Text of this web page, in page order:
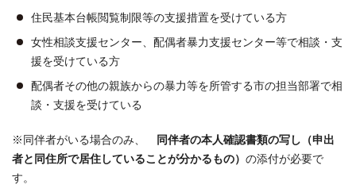
住民基本台帳閲覧制限等の支援措置を受けている方
女性相談支援センター、配偶者暴力支援センター等で相談・支
援を受けている方
配偶者その他の親族からの暴力等を所管する市の担当部署で相
談・支援を受けている
※同伴者がいる場合のみ、
同伴者の本人確認書類の写し（申出
者と同住所で居住していることが分かるもの） の添付が必要で
す。